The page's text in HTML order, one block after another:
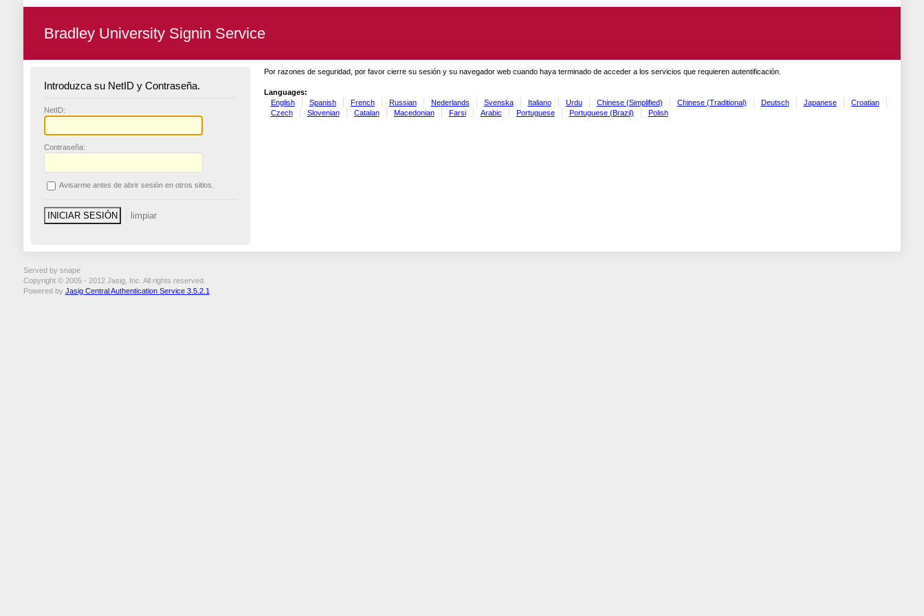
Bradley University Signin Service
Introduzca su NetID y Contraseña.
NetID:
Contraseña:
Avisarme antes de abrir sesión en otros sitios.
Por razones de seguridad, por favor cierre su sesión y su navegador web cuando haya terminado de acceder a los servicios que requieren autentificación.
Languages:
English
Spanish French Russian Nederlands Svenska Italiano Urdu Chinese (Simplified) Chinese (Traditional) Deutsch Japanese
Croatian
Czech
Slovenian Catalan Macedonian Farsi Arabic Portuguese Portuguese (Brazil) Polish
Served by snape
Copyright © 2005 - 2012 Jasig, Inc. All rights reserved.
Powered by Jasig Central Authentication Service 3.5.2.1